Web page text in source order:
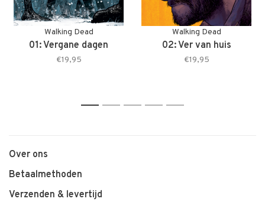
Walking Dead
01: Vergane dagen
€19,95
Walking Dead
02: Ver van huis
€19,95
1 2 3 4 5
Over ons
Betaalmethoden
Verzenden & levertijd